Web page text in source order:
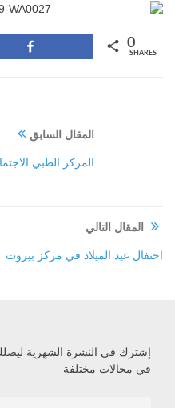
0
SHARES
المقال السابق
المركز الطبي
المقال التالي
احتفال عيد الميلاد في مركز بيروت
إشترك في النشرة الشهرية
في مجالات مختلفة